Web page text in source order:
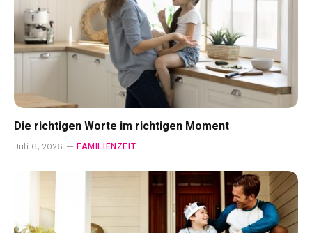
Die richtigen Worte im richtigen Moment
Juli 6, 2026 FAMILIENZEIT